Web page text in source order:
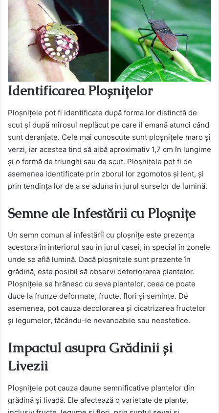
Identificarea Ploșnițelor
Ploșnițele pot fi identificate după forma lor distinctă de
scut și după mirosul neplăcut pe care îl emană atunci când
sunt deranjate. Cele mai cunoscute sunt ploșnițele maro și
verzi, iar acestea tind să aibă aproximativ 1,7 cm în lungime
și o formă de triunghi sau de scut. Ploșnițele pot fi de
asemenea identificate prin zborul lor zgomotos și lent, și
prin tendința lor de a se aduna în jurul surselor de lumină​.
Semne ale Infestării cu Ploșnițe
Un semn comun al infestării cu ploșnițe este prezența
acestora în interiorul sau în jurul casei, în special în zonele
unde se află lumină. Dacă ploșnițele sunt prezente în
grădină, este posibil să observi deteriorarea plantelor.
Ploșnițele se hrănesc cu seva plantelor, ceea ce poate
duce la frunze deformate, fructe, flori și semințe. De
asemenea, pot cauza decolorarea și cicatrizarea fructelor
și legumelor, făcându-le nevandabile sau neestetice​​.
Impactul asupra Grădinii și
Livezii
Ploșnițele pot cauza daune semnificative plantelor din
grădină și livadă. Ele afectează o varietate de plante,